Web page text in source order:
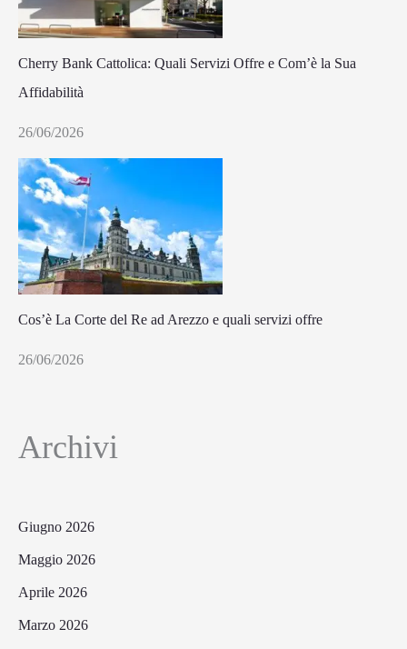
Cherry Bank Cattolica: Quali Servizi Offre e Com’è la Sua
Affidabilità
26/06/2026
Cos’è La Corte del Re ad Arezzo e quali servizi offre
26/06/2026
Archivi
Giugno 2026
Maggio 2026
Aprile 2026
Marzo 2026